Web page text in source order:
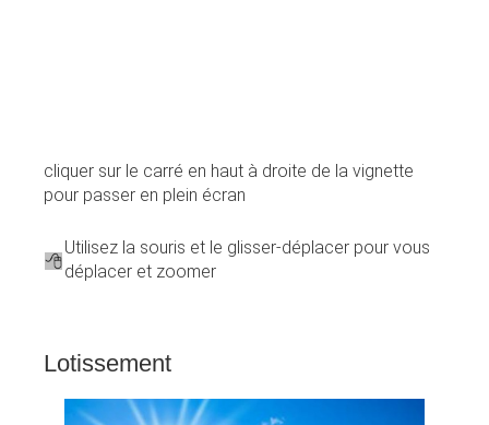
cliquer sur le carré en haut à droite de la vignette
pour passer en plein écran
Utilisez la souris et le glisser-déplacer pour vous
déplacer et zoomer
Lotissement